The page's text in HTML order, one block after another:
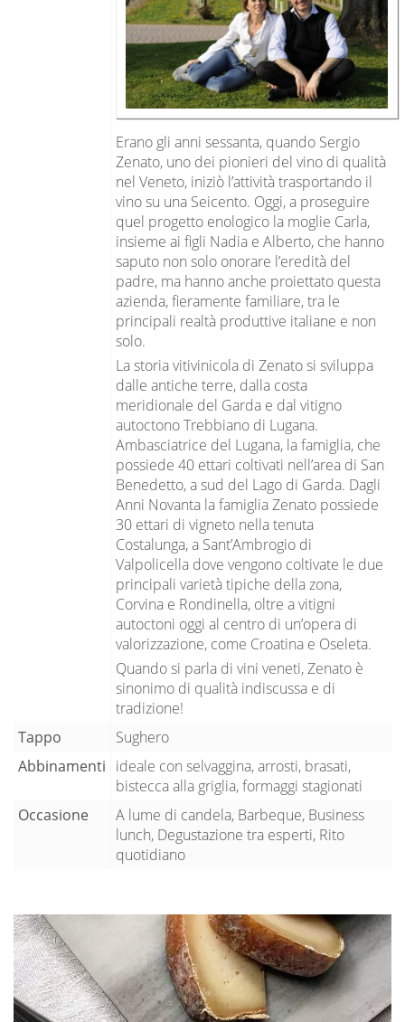
Erano gli anni sessanta, quando Sergio
Zenato, uno dei pionieri del vino di qualità
nel Veneto, iniziò l’attività trasportando il
vino su una Seicento. Oggi, a proseguire
quel progetto enologico la moglie Carla,
insieme ai figli Nadia e Alberto, che hanno
saputo non solo onorare l’eredità del
padre, ma hanno anche proiettato questa
azienda, fieramente familiare, tra le
principali realtà produttive italiane e non
solo.
La storia vitivinicola di Zenato si sviluppa
dalle antiche terre, dalla costa
meridionale del Garda e dal vitigno
autoctono Trebbiano di Lugana.
Ambasciatrice del Lugana, la famiglia, che
possiede 40 ettari coltivati nell’area di San
Benedetto, a sud del Lago di Garda. Dagli
Anni Novanta la famiglia Zenato possiede
30 ettari di vigneto nella tenuta
Costalunga, a Sant’Ambrogio di
Valpolicella dove vengono coltivate le due
principali varietà tipiche della zona,
Corvina e Rondinella, oltre a vitigni
autoctoni oggi al centro di un’opera di
valorizzazione, come Croatina e Oseleta.
Quando si parla di vini veneti, Zenato è
sinonimo di qualità indiscussa e di
tradizione!
Tappo
Sughero
Abbinamenti ideale con selvaggina, arrosti, brasati,
bistecca alla griglia, formaggi stagionati
Occasione
A lume di candela, Barbeque, Business
lunch, Degustazione tra esperti, Rito
quotidiano